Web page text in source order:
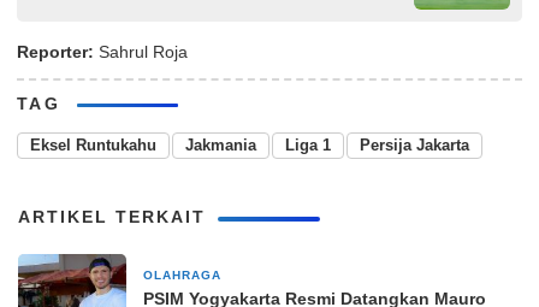
Reporter: Sahrul Roja
TAG
Eksel Runtukahu Jakmania Liga 1 Persija Jakarta
ARTIKEL TERKAIT
OLAHRAGA
PSIM Yogyakarta Resmi Datangkan Mauro